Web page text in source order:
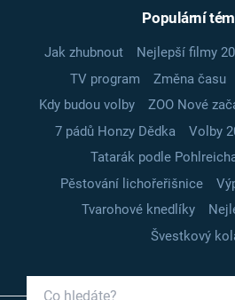
Populární
Jak zhubnout Nejlepší filmy
TV program
Změna času
Kdy budou volby
ZOO Nové
7 pádů Honzy Dědka
Volby
Tatarák podle
Pěstování lichořeřišnice
Tvarohové knedlíky
Švestkový